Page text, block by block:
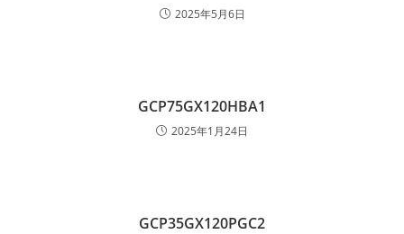
2025年5月6日
GCP75GX120HBA1
2025年1月24日
GCP35GX120PGC2